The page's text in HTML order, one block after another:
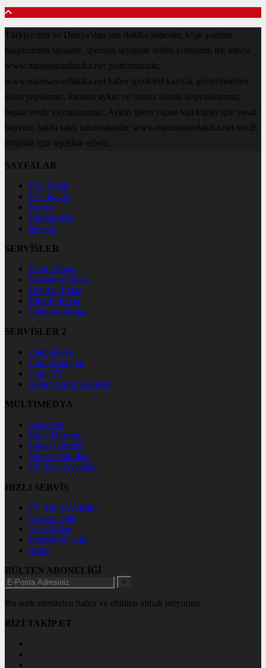
Türkiye'den ve Dünya’dan son dakika haberler, köşe yazıları,
magazinden siyasete, spordan seyahate bütün konuların tek adresi
www.manisasondakika.net platformunda;
www.manisasondakika.net haber içerikleri kaynak gösterilmeden
alıntı yapılamaz, kanuna aykırı ve izinsiz olarak kopyalanamaz,
başka yerde yayınlanamaz. Aykırı işlem yapan kişi/kişiler için yasal
başvuru hakkı saklı tutulmaktadır. www.manisasondakika.net tercih
ettiğiniz için teşekkür ederiz.
SAYFALAR
Üye Girişi
Üye Kaydı
Künye
Hakkımızda
İletişim
SERVİSLER
Futbol İddaa
Basketbol İddaa
Hentbol İddaa
Bilardo İddaa
Voleybol İddaa
SERVİSLER 2
Canlı Borsa
Canlı Sonuçlar
Canlı TV
Futbol Canlı Sonuçlar
MULTİMEDYA
Gazeteler
Hava Durumu
Haber Gönder
Namaz Vakitleri
TV Yayın Akışları
HIZLI SERVİS
TV Yayın Akışları
Yazarlar Site
Tenis İddaa
Basketbol Canlı
AMP
BÜLTEN ABONELİĞİ
+
Bu web sitesinden haber ve ebülten almak istiyorum
BİZİ TAKİP ET